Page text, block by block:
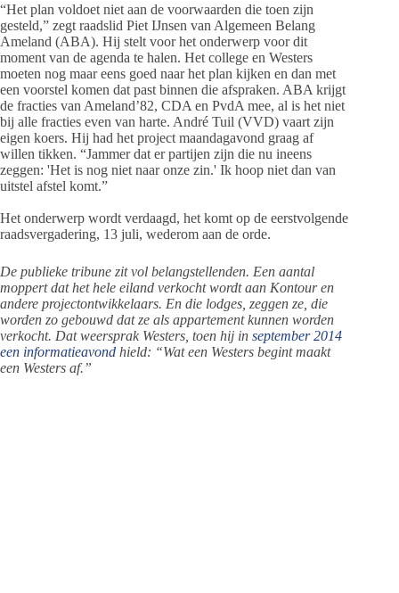
“Het plan voldoet niet aan de voorwaarden die toen zijn
gesteld,” zegt raadslid Piet IJnsen van Algemeen Belang
Ameland (ABA). Hij stelt voor het onderwerp voor dit
moment van de agenda te halen. Het college en Westers
moeten nog maar eens goed naar het plan kijken en dan met
een voorstel komen dat past binnen die afspraken. ABA krijgt
de fracties van Ameland’82, CDA en PvdA mee, al is het niet
bij alle fracties even van harte. André Tuil (VVD) vaart zijn
eigen koers. Hij had het project maandagavond graag af
willen tikken. “Jammer dat er partijen zijn die nu ineens
zeggen: 'Het is nog niet naar onze zin.' Ik hoop niet dan van
uitstel afstel komt.”
Het onderwerp wordt verdaagd, het komt op de eerstvolgende
raadsvergadering, 13 juli, wederom aan de orde.
De publieke tribune zit vol belangstellenden. Een aantal
moppert dat het hele eiland verkocht wordt aan Kontour en
andere projectontwikkelaars. En die lodges, zeggen ze, die
worden zo gebouwd dat ze als appartement kunnen worden
verkocht. Dat weersprak Westers, toen hij in september 2014
een informatieavond hield: “Wat een Westers begint maakt
een Westers af.”